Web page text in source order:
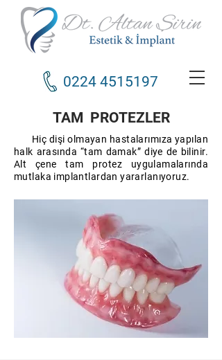
0224 4515197
TAM PROTEZLER
Hiç dişi olmayan hastalarımıza yapılan
halk arasında “tam damak” diye de bilinir.
Alt çene tam protez uygulamalarında
mutlaka implantlardan yararlanıyoruz.